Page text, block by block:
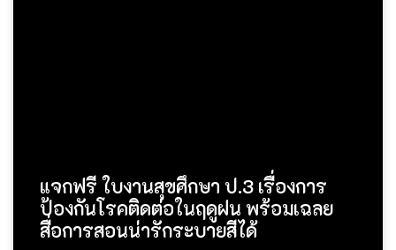
แจกฟรี ใบงานสุขศึกษา ป.3 เรื่องการ
ป้องกันโรคติดต่อในฤดูฝน พร้อมเฉลย
สื่อการสอนน่ารักระบายสีได้